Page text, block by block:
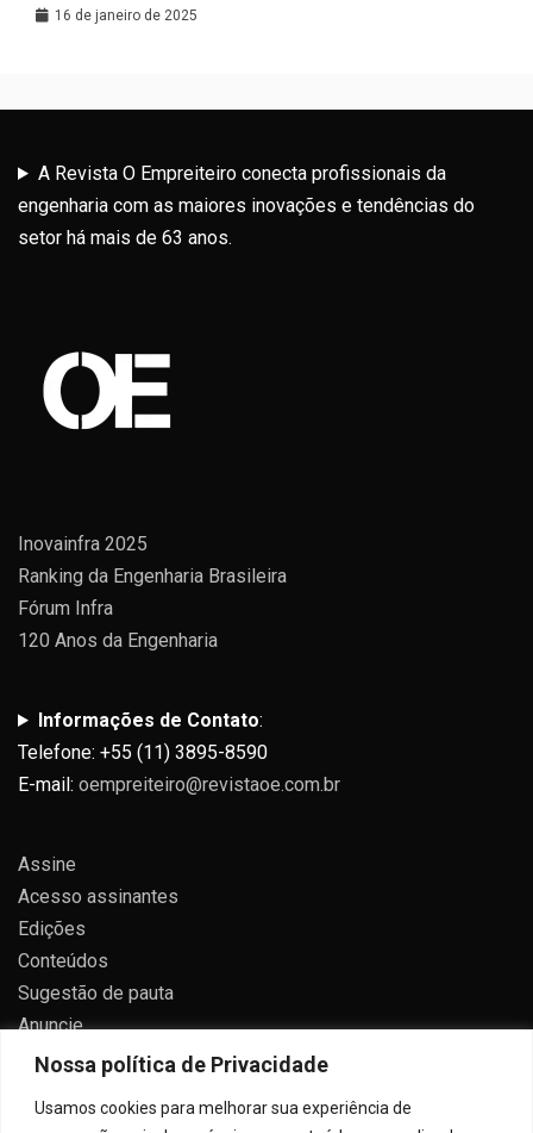
Nossa política de Privacidade
Usamos cookies para melhorar sua experiência de
Latina
16 de janeiro de 2025
A Revista O Empreiteiro conecta profissionais da
engenharia com as maiores inovações e tendências do
setor há mais de 63 anos.
Inovainfra 2025
Ranking da Engenharia Brasileira
Fórum Infra
120 Anos da Engenharia
Informações de Contato:
Telefone: +55 (11) 3895-8590
E-mail: oempreiteiro@revistaoe.com.br
Assine
Acesso assinantes
Edições
Conteúdos
Sugestão de pauta
Anuncie
Contato